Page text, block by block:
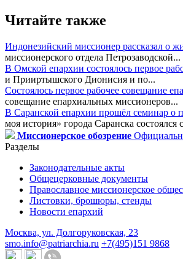
Читайте также
Индонезийский миссионер рассказал о
миссионерского отдела Петрозаводской...
В Омской епархии состоялось первое
и Прииртышского Дионисия и по...
Состоялось первое рабочее совещание
совещание епархиальных миссионеров...
В Саранской епархии прошёл семинар о
моя история» города Саранска
Миссионерское обозрение
Разделы
Законодательные акты
Общецерковные документы
Православное миссионерское
Листовки, брошюры, стенды
Новости епархий
Москва, ул. Долгоруковская, 23
smo.info@patriarchia.ru +7(495)151 9868